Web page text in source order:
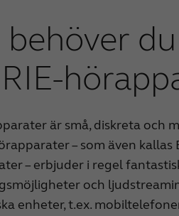
behöver
är små, diskreta och
– som även
– erbjuder i regel
och
enheter, t.ex.